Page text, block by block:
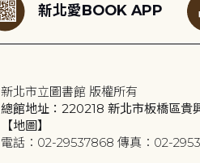
新北愛BOOK APP
新北市立圖書館 版權所有
總館地址：220218 新北市板橋區貴
【地圖】
電話：02-29537868 傳真：02-